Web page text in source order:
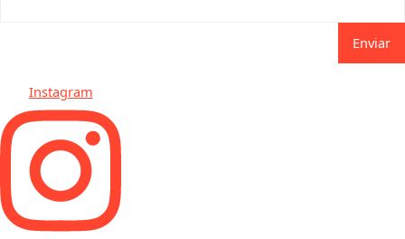
Enviar
Instagram